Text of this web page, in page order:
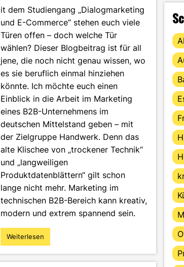
it dem Studiengang „Dialogmarketing
und E-Commerce“ stehen euch viele
Türen offen – doch welche Tür
wählen? Dieser Blogbeitrag ist für all
jene, die noch nicht genau wissen, wo
es sie beruflich einmal hinziehen
könnte. Ich möchte euch einen
Einblick in die Arbeit im Marketing
eines B2B-Unternehmens im
deutschen Mittelstand geben – mit
der Zielgruppe Handwerk. Denn das
alte Klischee von „trockener Technik“
und „langweiligen
Produktdatenblättern“ gilt schon
lange nicht mehr. Marketing im
technischen B2B-Bereich kann kreativ,
modern und extrem spannend sein.
"B2B-
Marketing
Weiterlesen